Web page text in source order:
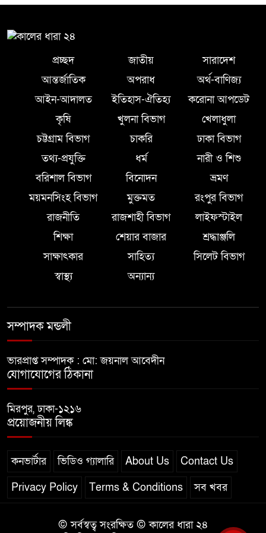
প্রচ্ছদ জাতীয়
সারাদেশ
আন্তর্জাতিক
অপরাধ
অর্থ-বাণিজ্য
আইন-আদালত
ইতিহাস-ঐতিহ্য
করোনা আপডেট
কৃষি
খুলনা বিভাগ
খেলাধুলা
চট্টগ্রাম বিভাগ
চাকরি
ঢাকা বিভাগ
তথ্য-প্রযুক্তি
ধর্ম
নারী ও শিশু
বরিশাল বিভাগ
বিনোদন
ভ্রমণ
ময়মনসিংহ বিভাগ
মুক্তমত
রংপুর বিভাগ
রাজনীতি
রাজশাহী বিভাগ
লাইফস্টাইল
শিক্ষা
শেয়ার বাজার
শ্রদ্ধাঞ্জলি
সাক্ষাৎকার
সাহিত্য
সিলেট বিভাগ
স্বাস্থ্য
অন্যান্য
সম্পাদক মন্ডলী
ভারপ্রাপ্ত সম্পাদক : মো: জয়নাল আবেদীন
যোগাযোগের ঠিকানা
মিরপুর, ঢাকা-১২১৬
প্রয়োজনীয় লিঙ্ক
কনভার্টার ভিডিও গ্যালারি About Us
Contact Us
Privacy Policy
Terms & Conditions সব খবর
© সর্বস্বত্ব সংরক্ষিত © কালের ধারা ২৪